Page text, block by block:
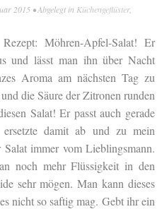
2015 • Abgelegt in Küchengeflüster,
Möhren-Apfel-Salat! Er
und lässt man ihn über Nacht
Aroma am nächsten Tag zu
die Säure der Zitronen runden
Salat! Er passt auch gerade
damit ab und zu mein
immer vom Lieblingsmann.
noch mehr Flüssigkeit in den
sehr mögen. Man kann dieses
nicht so saftig mag. Gebt ihr ein